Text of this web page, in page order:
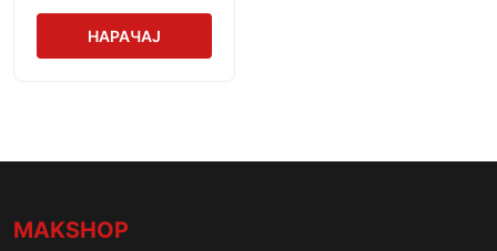
НАРАЧАЈ
MAKSHOP